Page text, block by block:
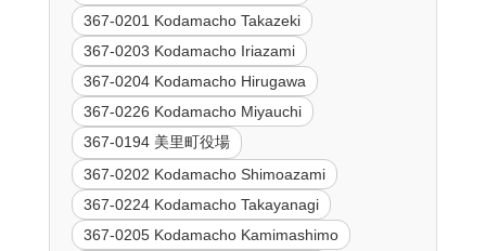
367-0201 Kodamacho Takazeki
367-0203 Kodamacho Iriazami
367-0204 Kodamacho Hirugawa
367-0226 Kodamacho Miyauchi
367-0194 美里町役場
367-0202 Kodamacho Shimoazami
367-0224 Kodamacho Takayanagi
367-0205 Kodamacho Kamimashimo